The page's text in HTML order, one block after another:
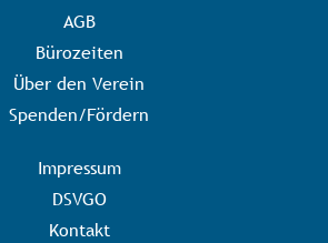
AGB
Bürozeiten
Über den Verein
Spenden/Fördern
Impressum
DSVGO
Kontakt